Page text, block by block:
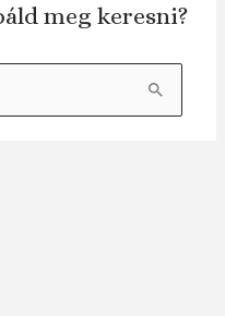
meg keresni?